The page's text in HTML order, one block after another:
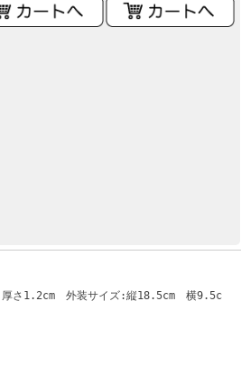
厚さ1.2cm 外装サイズ:縦18.5cm 横9.5c